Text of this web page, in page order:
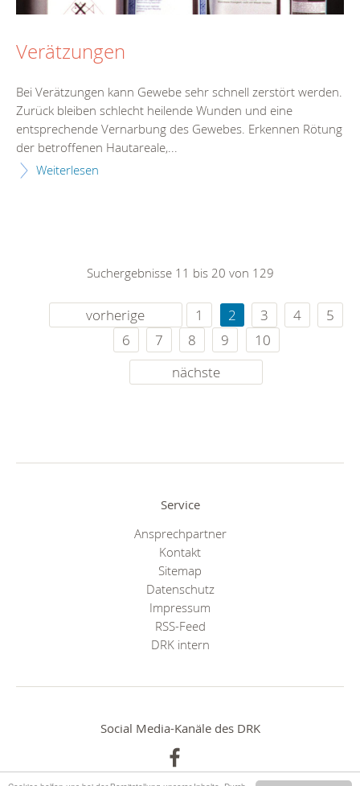
Verätzungen
Bei Verätzungen kann Gewebe sehr schnell zerstört werden.
Zurück bleiben schlecht heilende Wunden und eine
entsprechende Vernarbung des Gewebes. Erkennen Rötung
der betroffenen Hautareale,...
Weiterlesen
Suchergebnisse 11 bis 20 von 129
vorherige 1 2 3 4
5
6
7 8 9
10
nächste
Service
Ansprechpartner
Kontakt
Sitemap
Datenschutz
Impressum
RSS-Feed
DRK intern
Social Media-Kanäle des DRK